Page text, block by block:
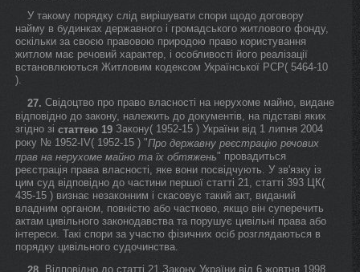
У такому порядку слід вирішувати спори щодо договору
найму в будинках державного і громадського житлового фонду,
оскільки за своєю правовою природою право користування
житлом має речовий характер, і особливості його реалізації
встановлюються Житловим кодексом Української РСР( 5464-10
).
27. Свідоцтво про право власності на нерухоме майно, видане
відповідно до закону, належить до документів, на підставі яких
згідно зі статтею 19 Закону( 1952-15 ) України від 1 липня 2004
року № 1952-IV( 1952-15 ) "Про державну реєстрацію речових
прав на нерухоме майно та їх обтяжень" провадиться
реєстрація права власності, яке вони посвідчують. У зв'язку із
цим суд відповідно до частини першої статті 21, статті 393 ЦК(
435-15 ) визнає незаконним і скасовує такий акт, виданий
владним органом, повністю або частково, якщо він суперечить
актам цивільного законодавства та порушує цивільні права або
інтереси. Такі спори за участю фізичних осіб розглядаються в
порядку цивільного судочинства.
Відповідно до статті 21 Закону України від 6 жовтня 1998